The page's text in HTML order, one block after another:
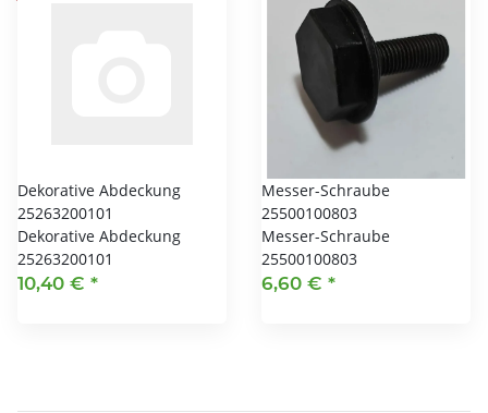
Dekorative Abdeckung
25263200101
Dekorative Abdeckung
25263200101
10,40 € *
Messer-Schraube
25500100803
Messer-Schraube
25500100803
6,60 € *